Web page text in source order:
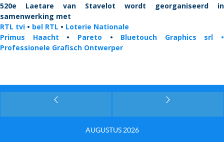
520e Laetare van Stavelot wordt georganiseerd in
samenwerking met
RTL tvi • bel RTL • Loterie Nationale
Primus Haacht • Pareto • Bluetouch Graphics srl •
Professionele Grafisch Ontwerper
AUGUSTUS 2026